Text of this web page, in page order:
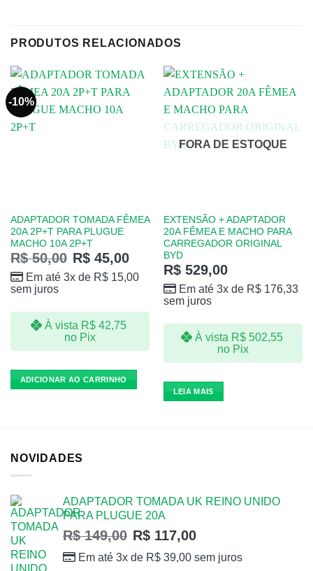
PRODUTOS RELACIONADOS
-10%
ADAPTADOR TOMADA FÊMEA
20A 2P+T PARA PLUGUE
MACHO 10A 2P+T
R$50,00 R$45,00
Em até 3x de R$15,00
sem juros
À vista R$ 42,75
no Pix
ADICIONAR AO CARRINHO
FORA DE ESTOQUE
EXTENSÃO + ADAPTADOR
20A FÊMEA E MACHO PARA
CARREGADOR ORIGINAL
BYD
R$529,00
Em até 3x de R$176,33
sem juros
À vista R$502,55
no Pix
LEIA MAIS
NOVIDADES
ADAPTADOR TOMADA UK REINO UNIDO
PARA PLUGUE 20A
R$149,00 R$ 117,00
Em até 3x de R$ 39,00 sem juros